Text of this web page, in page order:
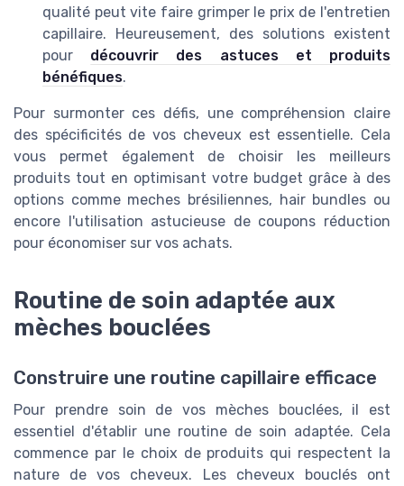
qualité peut vite faire grimper le prix de l'entretien
capillaire. Heureusement, des solutions existent
pour découvrir des astuces et produits
bénéfiques.
Pour surmonter ces défis, une compréhension claire
des spécificités de vos cheveux est essentielle. Cela
vous permet également de choisir les meilleurs
produits tout en optimisant votre budget grâce à des
options comme meches brésiliennes, hair bundles ou
encore l'utilisation astucieuse de coupons réduction
pour économiser sur vos achats.
Routine de soin adaptée aux
mèches bouclées
Construire une routine capillaire efficace
Pour prendre soin de vos mèches bouclées, il est
essentiel d'établir une routine de soin adaptée. Cela
commence par le choix de produits qui respectent la
nature de vos cheveux. Les cheveux bouclés ont